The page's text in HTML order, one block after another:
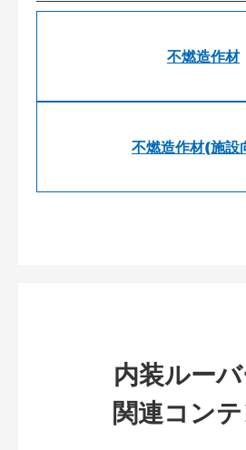
不燃造作材
不燃造作材(施設
内装ルー
関連コン